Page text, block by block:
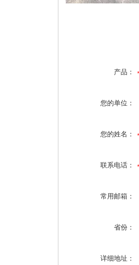
产品：
您的单位：
您的姓名：
联系电话：
常用邮箱：
省份：
详细地址：